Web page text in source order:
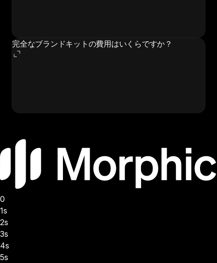
完全なブランドキットの費用はいくらですか？
0
1s
2s
3s
4s
5s